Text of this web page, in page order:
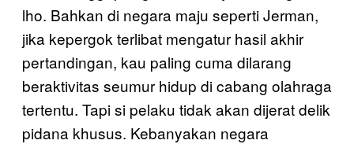
lho. Bahkan di negara maju seperti Jerman,
jika kepergok terlibat mengatur hasil akhir
pertandingan, kau paling cuma dilarang
beraktivitas seumur hidup di cabang olahraga
tertentu. Tapi si pelaku tidak akan dijerat delik
pidana khusus. Kebanyakan negara